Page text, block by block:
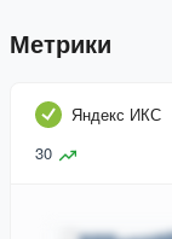
Метрики
Яндекс ИКС
30